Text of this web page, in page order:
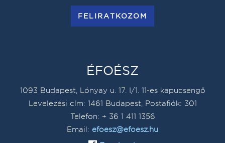
FELIRATKOZOM
ÉFOÉSZ
1093 Budapest, Lónyay u. 17. I/1. 11-es kapucsengő
Levelezési cím: 1461 Budapest, Postafiók: 301
Telefon: + 36 1 411 1356
Email: efoesz@efoesz.hu